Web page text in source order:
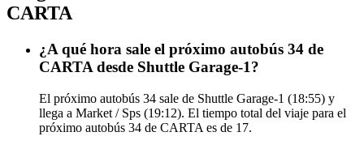
CARTA
¿A qué hora sale el próximo autobús 34 de
CARTA desde Shuttle Garage-1?
El próximo autobús 34 sale de Shuttle Garage-1 (18:55) y
llega a Market / Sps (19:12). El tiempo total del viaje para el
próximo autobús 34 de CARTA es de 17.